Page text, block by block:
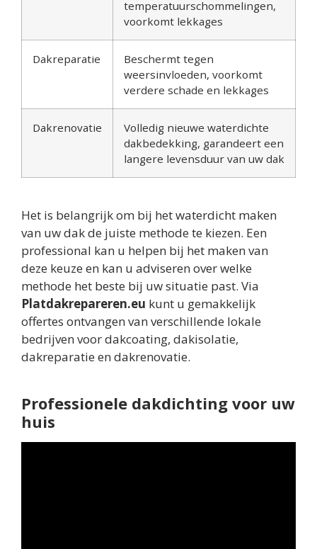
temperatuurschommelingen,
voorkomt lekkages
Dakreparatie
Beschermt tegen
weersinvloeden, voorkomt
verdere schade en lekkages
Dakrenovatie
Volledig nieuwe waterdichte
dakbedekking, garandeert een
langere levensduur van uw dak
Het is belangrijk om bij het waterdicht maken
van uw dak de juiste methode te kiezen. Een
professional kan u helpen bij het maken van
deze keuze en kan u adviseren over welke
methode het beste bij uw situatie past. Via
Platdakrepareren.eu kunt u gemakkelijk
offertes ontvangen van verschillende lokale
bedrijven voor dakcoating, dakisolatie,
dakreparatie en dakrenovatie.
Professionele dakdichting voor uw
huis